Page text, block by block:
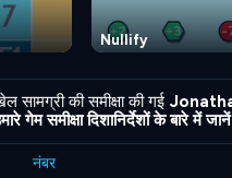
Nullify
सामग्री की समीक्षा की गई
गेम समीक्षा दिशानिर्देशों के बारे में जानें
नंबर